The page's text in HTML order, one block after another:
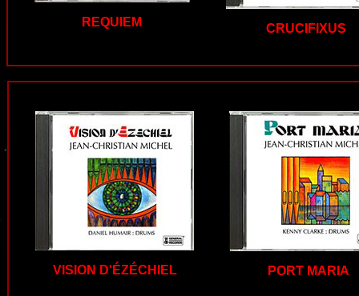
REQUIEM CRUCIFIXUS
VISION D'ÉZÉCHIEL PORT MARIA